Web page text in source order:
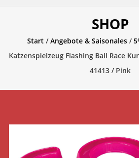
SHOP
Start /Angebote & Saisonales /
Katzenspielzeug Flashing Ball Race
41413 / Pink